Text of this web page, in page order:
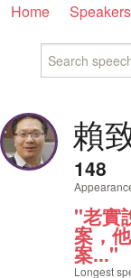
Home Speakers
賴
148
"老實
案，
案..."
Longest